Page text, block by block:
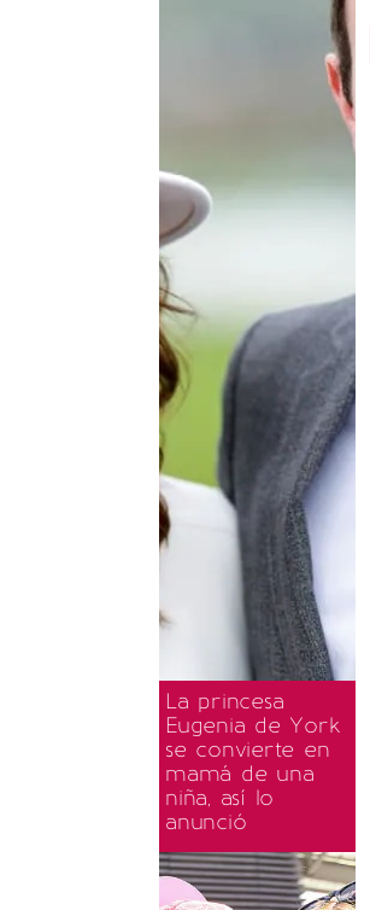
La princesa
Eugenia de York
se convierte en
mamá de una
niña, así lo
anunció